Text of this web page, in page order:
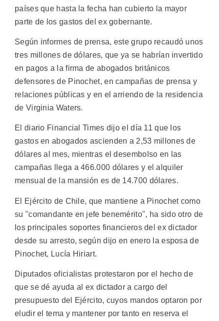
países que hasta la fecha han cubierto la mayor
parte de los gastos del ex gobernante.
Según informes de prensa, este grupo recaudó unos
tres millones de dólares, que ya se habrían invertido
en pagos a la firma de abogados británicos
defensores de Pinochet, en campañas de prensa y
relaciones públicas y en el arriendo de la residencia
de Virginia Waters.
El diario Financial Times dijo el día 11 que los
gastos en abogados ascienden a 2,53 millones de
dólares al mes, mientras el desembolso en las
campañas llega a 466.000 dólares y el alquiler
mensual de la mansión es de 14.700 dólares.
El Ejército de Chile, que mantiene a Pinochet como
su "comandante en jefe benemérito", ha sido otro de
los principales soportes financieros del ex dictador
desde su arresto, según dijo en enero la esposa de
Pinochet, Lucía Hiriart.
Diputados oficialistas protestaron por el hecho de
que se dé ayuda al ex dictador a cargo del
presupuesto del Ejército, cuyos mandos optaron por
eludir el tema y mantener por tanto en reserva el